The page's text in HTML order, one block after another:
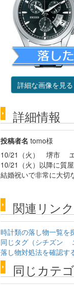
詳細な画像を見る
詳細情報
投稿者名 tomo様
10/21（火） 堺市 エ
10/21（火）以降に質
結婚祝いで非常に大切
関連リンク
時計類の落し物一覧を
同じタグ（シチズン
落し物対処法を確認す
同じカテ